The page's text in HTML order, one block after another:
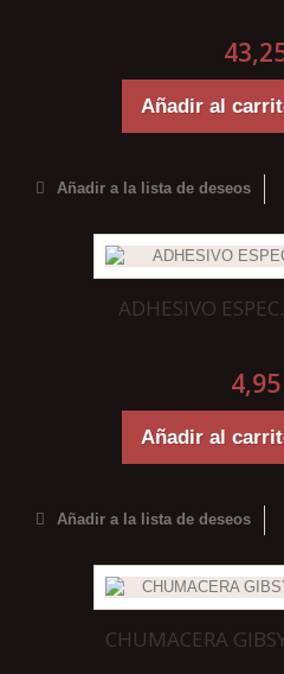
Añadir al
Añadir a la lista de deseos
ADHESIVO
Añadir al
Añadir a la lista de deseos
CHUMACERA